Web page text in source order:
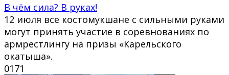
В чём сила? В руках!
12 июля все костомукшане с сильными руками
могут принять участие в соревнованиях по
армрестлингу на призы «Карельского
окатыша».
0171